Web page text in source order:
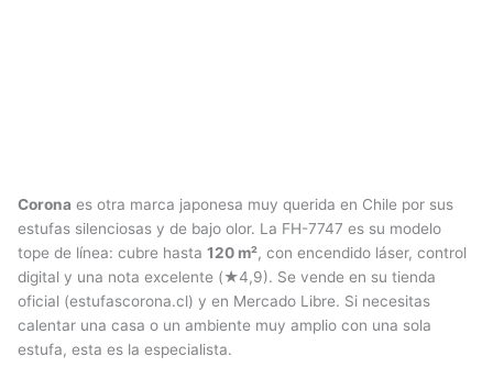
Corona es otra marca japonesa muy querida en Chile por sus
estufas silenciosas y de bajo olor. La FH-7747 es su modelo
tope de línea: cubre hasta 120 m², con encendido láser, control
digital y una nota excelente (★4,9). Se vende en su tienda
oficial (estufascorona.cl) y en Mercado Libre. Si necesitas
calentar una casa o un ambiente muy amplio con una sola
estufa, esta es la especialista.